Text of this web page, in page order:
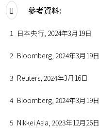
參考資料:
1 日本央行, 2024年3月19日
2 Bloomberg, 2024年3月19日
3 Reuters, 2024年3月16日
4 Bloomberg, 2024年3月19日
5 Nikkei Asia, 2023年12月26日